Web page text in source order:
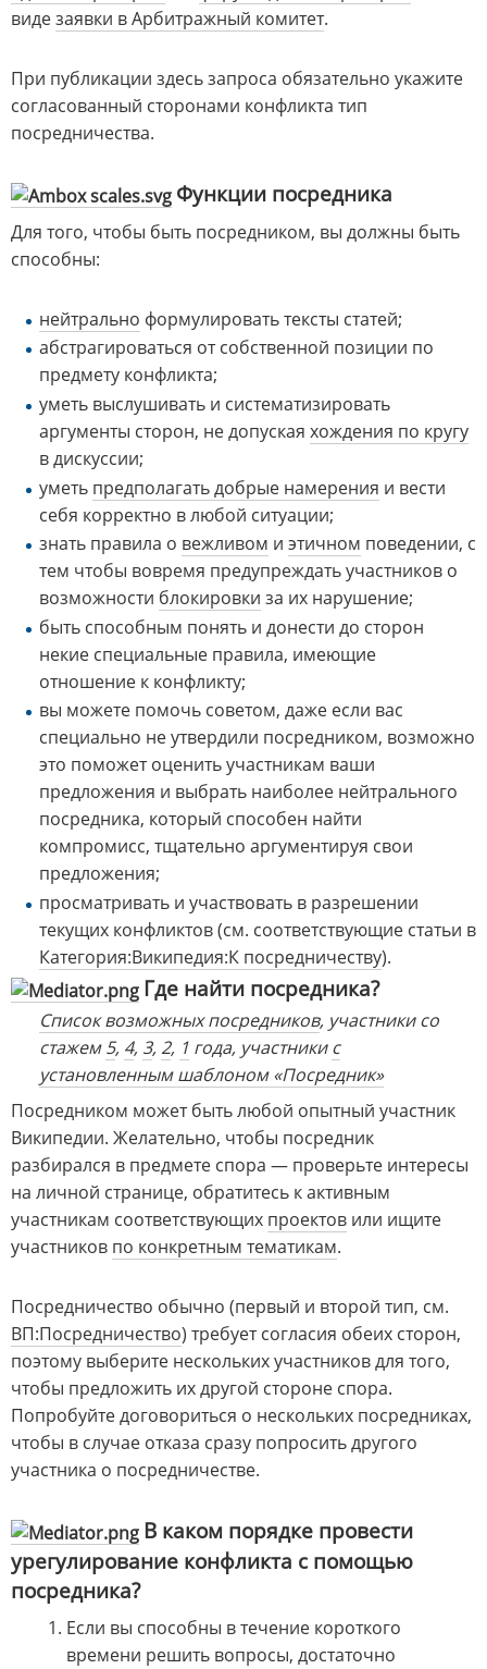
видезаявки в Арбитражный комитет.
При публикации здесь запроса обязательно укажите
согласованный сторонами конфликта тип
посредничества.
Функции посредника
Для того, чтобы быть посредником, вы должны быть
способны:
нейтрально формулировать тексты статей;
абстрагироваться от собственной позиции по
предмету конфликта;
уметь выслушивать и систематизировать
аргументы сторон, не допуская хождения по кругу
в дискуссии;
уметь предполагать добрые намерения и вести
себя корректно в любой ситуации;
знать правила о вежливом и этичном поведении, с
тем чтобы вовремя предупреждать участников о
возможности блокировки за их нарушение;
быть способным понять и донести до сторон
некие специальные правила, имеющие
отношение к конфликту;
вы можете помочь советом, даже если вас
специально не утвердили посредником, возможно
это поможет оценить участникам ваши
предложения и выбрать наиболее нейтрального
посредника, который способен найти
компромисс, тщательно аргументируя свои
предложения;
просматривать и участвовать в разрешении
текущих конфликтов (см. соответствующие статьи в
Категория:Википедия:К посредничеству).
Где найти посредника?
Список возможных посредников, участники со
стажем5, 4, 3, 2, 1года, участникис
установленным шаблоном «Посредник»
Посредником может быть любой опытный участник
Википедии. Желательно, чтобы посредник
разбирался в предмете спора — проверьте интересы
на личной странице, обратитесь к активным
участникам соответствующих проектов или ищите
участников по конкретным тематикам.
Посредничество обычно (первый и второй тип, см.
ВП:Посредничество) требует согласия обеих сторон,
поэтому выберите нескольких участников для того,
чтобы предложить их другой стороне спора.
Попробуйте договориться о нескольких посредниках,
чтобы в случае отказа сразу попросить другого
участника о посредничестве.
В каком порядке провести
урегулирование конфликта с помощью
посредника?
Если вы способны в течение короткого
времени решить вопросы, достаточно